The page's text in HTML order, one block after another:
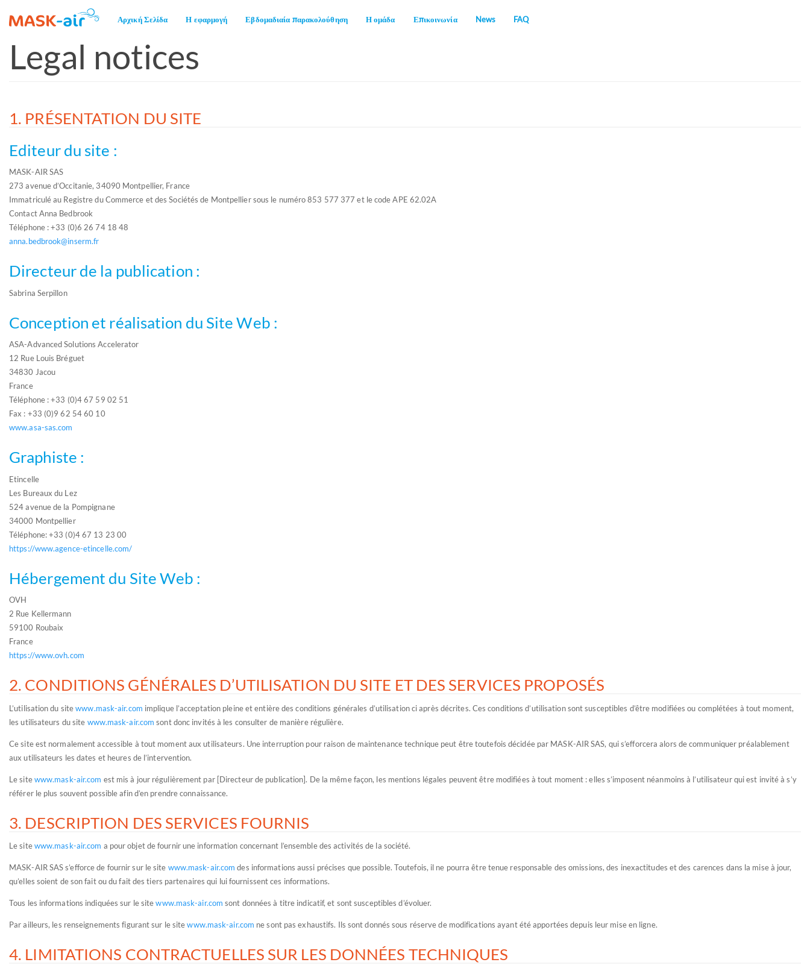
Παράκαμψη
Main
navigation
Αρχική Σελίδα Η εφαρμογή Εβδομαδιαία παρακολούθηση Η ομάδα Επικοινωνία News FAQ
Legal notices
1. PRÉSENTATION DU SITE
Editeur du site :
MASK-AIR SAS
273 avenue d’Occitanie, 34090 Montpellier, France
Immatriculé au Registre du Commerce et des Sociétés de Montpellier sous le numéro 853 577 377 et le code APE 62.02A
Contact Anna Bedbrook
Téléphone : +33 (0)6 26 74 18 48
anna.bedbrook@inserm.fr
Directeur de la publication :
Sabrina Serpillon
Conception et réalisation du Site Web :
ASA-Advanced Solutions Accelerator
12 Rue Louis Bréguet
34830 Jacou
France
Téléphone : +33 (0)4 67 59 02 51
Fax : +33 (0)9 62 54 60 10
www.asa-sas.com
Graphiste :
Etincelle
Les Bureaux du Lez
524 avenue de la Pompignane
34000 Montpellier
Téléphone: +33 (0)4 67 13 23 00
https://www.agence-etincelle.com/
Hébergement du Site Web :
OVH
2 Rue Kellermann
59100 Roubaix
France
https://www.ovh.com
2. CONDITIONS GÉNÉRALES D’UTILISATION DU SITE ET DES SERVICES PROPOSÉS
L’utilisation du sitewww.mask-air.com implique l’acceptation pleine et entière des conditions générales d’utilisation ci après décrites. Ces conditions d’utilisation sont susceptibles d’être modifiées ou complétées à tout moment,
les utilisateurs du site www.mask-air.com sont donc invités à les consulter de manière régulière.
Ce site est normalement accessible à tout moment aux utilisateurs. Une interruption pour raison de maintenance technique peut être toutefois décidée par MASK-AIR SAS, qui s’efforcera alors de communiquer préalablement
aux utilisateurs les dates et heures de l’intervention.
Le sitewww.mask-air.com est mis à jour régulièrement par [Directeur de publication]. De la même façon, les mentions légales peuvent être modifiées à tout moment : elles s’imposent néanmoins à l’utilisateur qui est invité à s’y
référer le plus souvent possible afin d’en prendre connaissance.
3. DESCRIPTION DES SERVICES FOURNIS
Le sitewww.mask-air.com a pour objet de fournir une information concernant l’ensemble des activités de la société.
MASK-AIR SAS s’efforce de fournir sur le site www.mask-air.com des informations aussi précises que possible. Toutefois, il ne pourra être tenue responsable des omissions, des inexactitudes et des carences dans la mise à jour,
qu’elles soient de son fait ou du fait des tiers partenaires qui lui fournissent ces informations.
Tous les informations indiquées sur le sitewww.mask-air.com sont données à titre indicatif, et sont susceptibles d’évoluer.
Par ailleurs, les renseignements figurant sur le sitewww.mask-air.com ne sont pas exhaustifs. Ils sont donnés sous réserve de modifications ayant été apportées depuis leur mise en ligne.
4. LIMITATIONS CONTRACTUELLES SUR LES DONNÉES TECHNIQUES